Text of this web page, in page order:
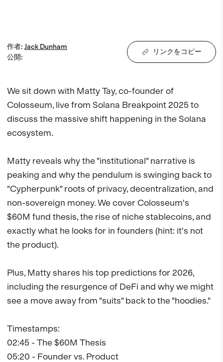
作者: Jack Dunham
公開:
リンクをコピー
We sit down with Matty Tay, co-founder of
Colosseum, live from Solana Breakpoint 2025 to
discuss the massive shift happening in the Solana
ecosystem.
Matty reveals why the "institutional" narrative is
peaking and why the pendulum is swinging back to
"Cypherpunk" roots of privacy, decentralization, and
non-sovereign money. We cover Colosseum's
$60M fund thesis, the rise of niche stablecoins, and
exactly what he looks for in founders (hint: it's not
the product).
Plus, Matty shares his top predictions for 2026,
including the resurgence of DeFi and why we might
see a move away from "suits" back to the "hoodies."
Timestamps:
02:45 - The $60M Thesis
05:20 - Founder vs. Product